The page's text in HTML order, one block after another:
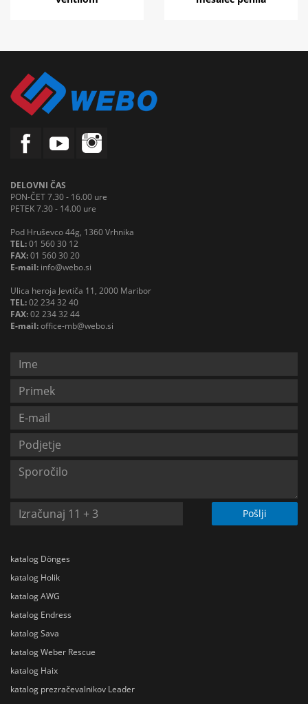
DELOVNI ČAS
PON-ČET 7.30 - 16.00 ure
PETEK 7.30 - 14.00 ure
Pod Hruševco 44g, 1360 Vrhnika
TEL:01 560 30 12
FAX:01 560 30 20
E-mail: info@webo.si
Ulica heroja Jevtiča 11, 2000 Maribor
TEL:02 234 32 40
FAX:02 234 32 44
E-mail:office-mb@webo.si
Pošlji
katalog Dönges
katalog Holik
katalog AWG
katalog Endress
katalog Sava
katalog Weber Rescue
katalog Haix
katalog prezračevalnikov Leader